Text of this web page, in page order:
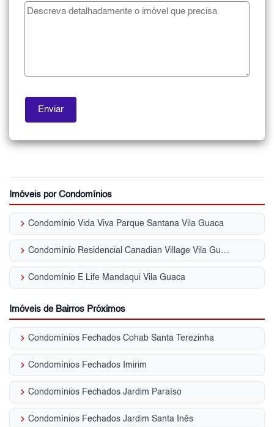
Imóveis por Condomínios
keyboard_arrow_right Condomínio Vida Viva Parque Santana Vila Guaca
keyboard_arrow_right Condomínio Residencial Canadian Village Vila Guaca
keyboard_arrow_right Condomínio E Life Mandaqui Vila Guaca
Imóveis de Bairros Próximos
keyboard_arrow_right Condomínios Fechados Cohab Santa Terezinha
keyboard_arrow_right Condomínios Fechados Imirim
keyboard_arrow_right Condomínios Fechados Jardim Paraíso
keyboard_arrow_right Condomínios Fechados Jardim Santa Inês